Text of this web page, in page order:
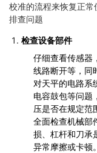
校准的流程来恢复正常
排查问题
检查设备部件
仔细查看传感器
线路断开等，同
对天平的电路系
电容鼓包等问题
压是否在规定范
全面检查机械部
损、杠杆和刀承
异常摩擦或卡顿。